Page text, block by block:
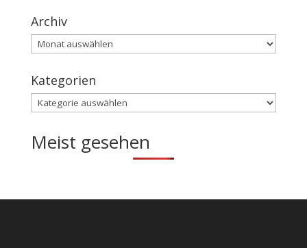
Archiv
Archiv
Kategorien
Kategorien
Meist gesehen